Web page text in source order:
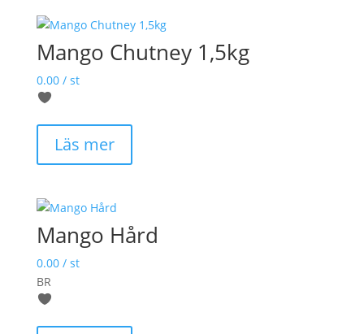
Mango Chutney 1,5kg
0.00/ st
Läs mer
Mango Hård
0.00/ st
BR